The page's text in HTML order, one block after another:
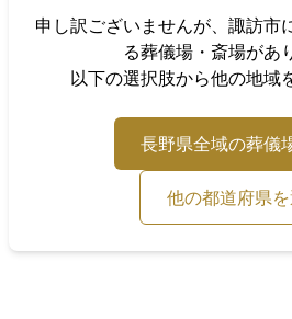
申し訳ございませんが、 諏訪市
る葬儀場・斎場があ
以下の選択肢から他の地域
長野県全域の葬儀
他の都道府県